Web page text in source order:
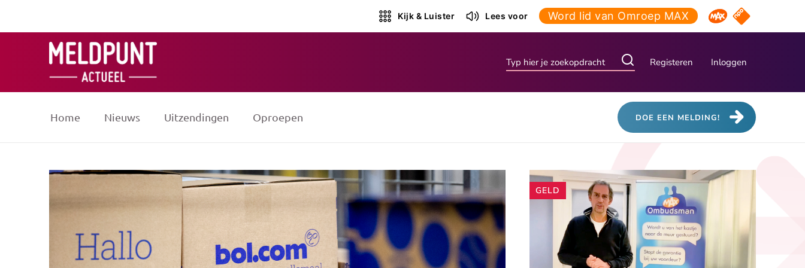
Kijk & Luister Lees voor Word lid van Omroep MAX Omroep MAX
NPO Start
Registeren Inloggen
Home Nieuws Uitzendingen Oproepen DOE EEN MELDING!
Andere
artikelen
GELD